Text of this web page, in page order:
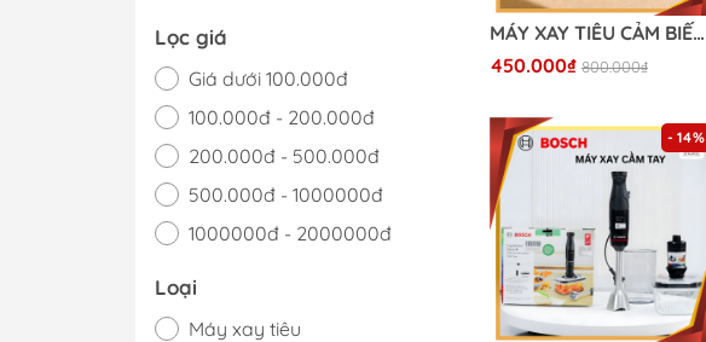
MÁY XAY TIÊU CẢM BIẾN GKÖCH – BÍ QUYẾT MÓN NGON CHUẨN VỊ!
450.000₫ 800.000₫
- 14%
Lọc giá
Giá dưới 100.000đ
100.000đ - 200.000đ
200.000đ - 500.000đ
500.000đ - 1000000đ
1000000đ - 2000000đ
Loại
Máy xay tiêu